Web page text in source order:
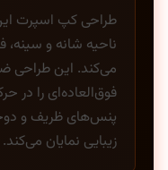
طراحی کپ اسپرت
ناحیه شانه و سینه،
می‌کند. این طراحی
فوق‌العاده‌ای را در
پنس‌های ظریف و
زیبایی نمایان می‌کند.